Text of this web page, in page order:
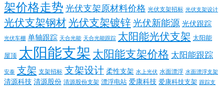
架价格走势 光伏支架原材料价格 光伏支架招标 光伏支架设计
光伏支架钢材光伏支架镀锌光伏新能源 光伏跟踪
光伏车棚 单轴跟踪 天合光能 天合光能跟踪 太阳能光伏支架 太阳能
屋顶 太阳能支架 太阳能支架价格 太阳能跟踪
安泰 支架 支架招标 支架设计 柔性支架 水上光伏 水面漂浮 水面漂浮支架
清源科技 清源股份 清源股份支架 漂浮电站 爱康科技 爱康科技支架 跟踪支